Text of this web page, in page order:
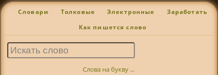
Словари Толковые Электронные Заработать
Как пишется слово
Слова на букву ...